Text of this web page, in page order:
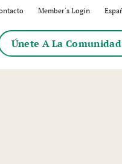
Member's Login
Únete A La Comunidad